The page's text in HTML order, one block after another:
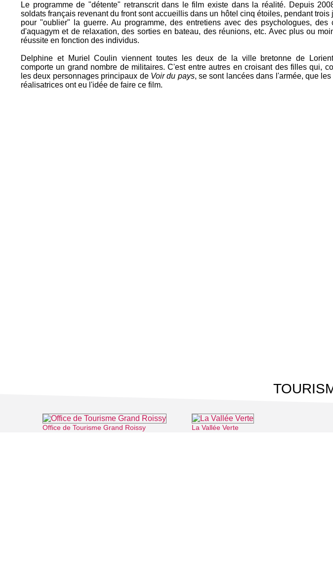
Le programme de "détente" retranscrit dans le film existe dans la réalité. Depuis
soldats français revenant du front sont accueillis dans un hôtel cinq étoiles, pendant trois
pour "oublier" la guerre. Au programme, des entretiens avec des psychologues, des
d'aquagym et de relaxation, des sorties en bateau, des réunions, etc. Avec plus ou
réussite en fonction des individus.
Delphine et Muriel Coulin viennent toutes les deux de la ville bretonne de
comporte un grand nombre de militaires. C'est entre autres en croisant des filles qui,
les deux personnages principaux de Voir du pays, se sont lancées dans l'armée, que les
réalisatrices ont eu l'idée de faire ce film.
Office de Tourisme Grand Roissy
La Vallée Verte